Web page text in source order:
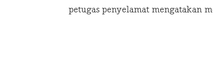
petugas penyelamat mengatakan